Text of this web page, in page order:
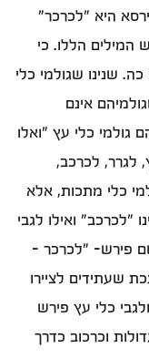
היא "לכרכר"
המילים הללו. כי
שנינו שגולמי כלי
אינם
גולמי כלי עץ "ואלו
לגרר, לכרכב,
כלי מתכות, אלא
"לכרכב" ואילו לגבי
פירש- "לכרכר –
שעתידים לציירו
כלי עץ פירש
וכרכוב כדרך